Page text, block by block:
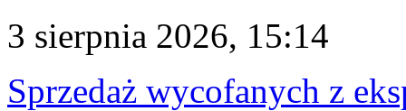
3 sierpnia 2026, 15:14
Sprzedaż wycofanych z